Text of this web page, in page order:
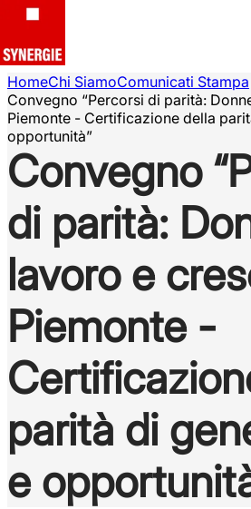
HomeChi SiamoComunicati Stampa
Convegno “Percorsi di parità:
Piemonte - Certificazione della
opportunità”
Convegno
di parità:
lavoro e
Piemonte -
parità di
e